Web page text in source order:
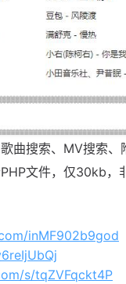
曲搜索、MV搜索、
文件，仅30kb，
inMF902b9god
s/tqZVFqckt4P